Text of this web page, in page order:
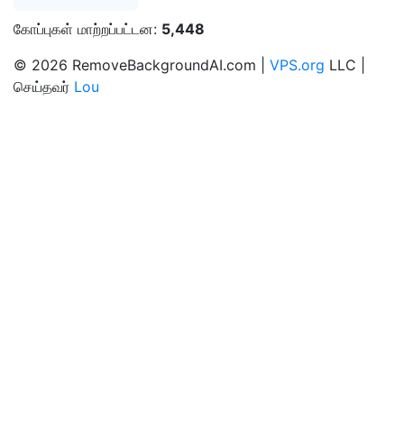
கோப்புகள் மாற்றப்பட்டன: 5,448
© 2026 RemoveBackgroundAI.com | VPS.org LLC |
செய்தவர் Lou